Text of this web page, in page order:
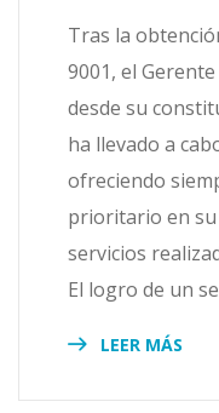
Tras la
9001, el
desde su
ha llevado a
ofreciendo
prioritario en
servicios
El logro de un
LEER MÁS